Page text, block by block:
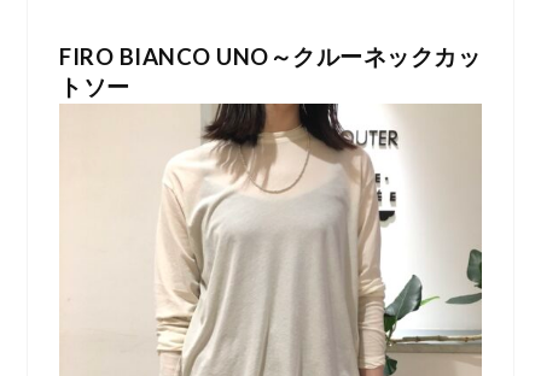
FIRO BIANCO UNO～クルーネックカッ
トソー